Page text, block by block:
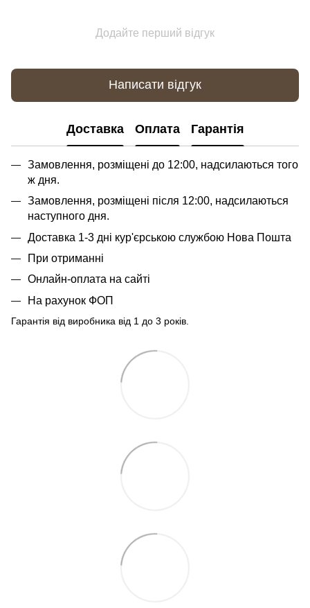
Додайте перший відгук
Написати відгук
Доставка Оплата Гарантія
Замовлення, розміщені до 12:00, надсилаються того
ж дня.
Замовлення, розміщені після 12:00, надсилаються
наступного дня.
Доставка 1-3 дні кур'єрською службою Нова Пошта
При отриманні
Онлайн-оплата на сайті
На рахунок ФОП
Гарантія від виробника від 1 до 3 років.